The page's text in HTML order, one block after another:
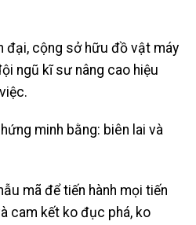
đại, cộng sở hữu đồ vật máy
ngũ kĩ sư nâng cao hiệu
minh bằng: biên lai và
mã để tiến hành mọi tiến
cam kết ko đục phá, ko